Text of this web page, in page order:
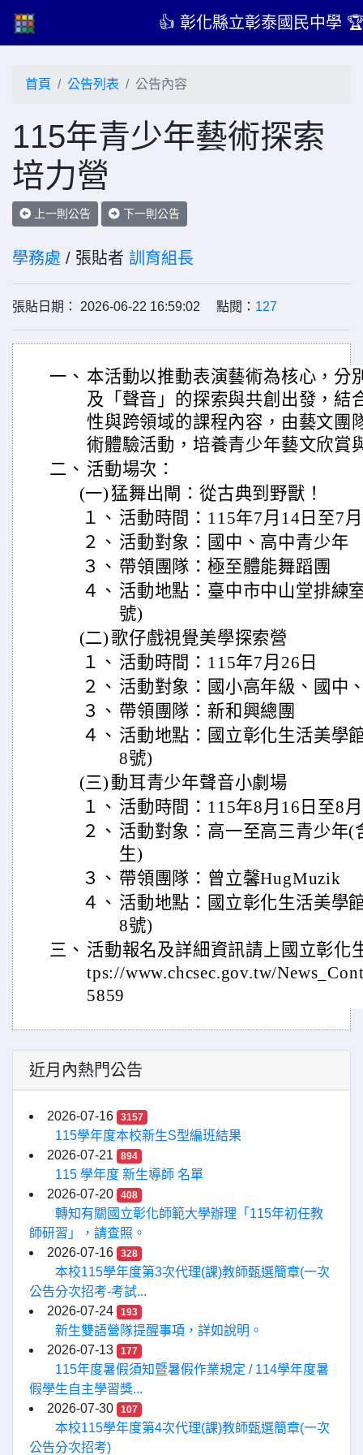
👍 彰化縣立彰泰國民中學
首頁 公告列表 公告內容
115年青少年藝術探索
培力營
上一則公告 下一則公告
學務處 / 張貼者 訓育組長
張貼日期： 2026-06-22 16:59:02 點閱： 127
一、 本活動以推動表演藝術為核心，分
及「聲音」的探索與共創出發，結
性與跨領域的課程內容，由藝文團
術體驗活動，培養青少年藝文欣賞
二、 活動場次：
(一)猛舞出閘：從古典到野獸！
１、 活動時間：115年7月14日至7
２、 活動對象：國中、高中青少年
３、 帶領團隊：極至體能舞蹈團
４、 活動地點：臺中市中山堂排練
號)
(二)歌仔戲視覺美學探索營
１、 活動時間：115年7月26日
２、 活動對象：國小高年級、國中
３、 帶領團隊：新和興總團
４、 活動地點：國立彰化生活美學
8號)
(三)動耳青少年聲音小劇場
１、 活動時間：115年8月16日至8
２、 活動對象：高一至高三青少年(
生)
３、 帶領團隊：曾立馨HugMuzik
４、 活動地點：國立彰化生活美學
8號)
三、 活動報名及詳細資訊請上國立彰化
tps://www.chcsec.gov.tw/
5859
近月內熱門公告
2026-07-16 3157
115學年度本校新生S型編班結果
2026-07-21
894
115 學年度 新生導師 名單
2026-07-20
408
轉知有關國立彰化師範大學辦理「115年初任教
師研習」，請查照。
2026-07-16
328
本校115學年度第3次代理(課)教師甄選簡章(一次
公告分次招考-考試...
2026-07-24
193
新生雙語營隊提醒事項，詳如說明。
2026-07-13
177
115年度暑假須知暨暑假作業規定 / 114學年度暑
假學生自主學習獎...
2026-07-30
107
本校115學年度第4次代理(課)教師甄選簡章(一次
公告分次招考)